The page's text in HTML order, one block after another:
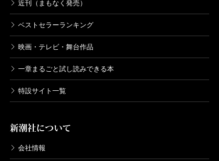
近刊（まもなく発売）
ベストセラーランキング
映画・テレビ・舞台作品
一章まるごと試し読みできる本
特設サイト一覧
新潮社について
会社情報